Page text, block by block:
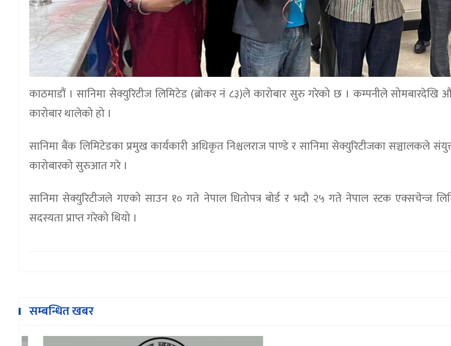
काठमाडौं । सानिमा सेक्युरिटीज लिमिटेड (ब्रोकर नं ८३)ले कारोबार सुरु गरेको छ । कम्पनीले सोमबारदेखि
कारोबार थालेको हो ।
सानिमा बैंक लिमिटेडका प्रमुख कार्यकारी अधिकृत निश्चलराज पाण्डे र सानिमा सेक्युरिटीजका सञ्चालकले
कारोबारको सुरुआत गरे ।
सानिमा सेक्युरिटीजले गएको साउन १० गते नेपाल धितोपत्र बोर्ड र भदौ २५ गते नेपाल स्टक एक्सचेन्ज
सदस्यता प्राप्त गरेको थियो ।
सम्बन्धित खबर